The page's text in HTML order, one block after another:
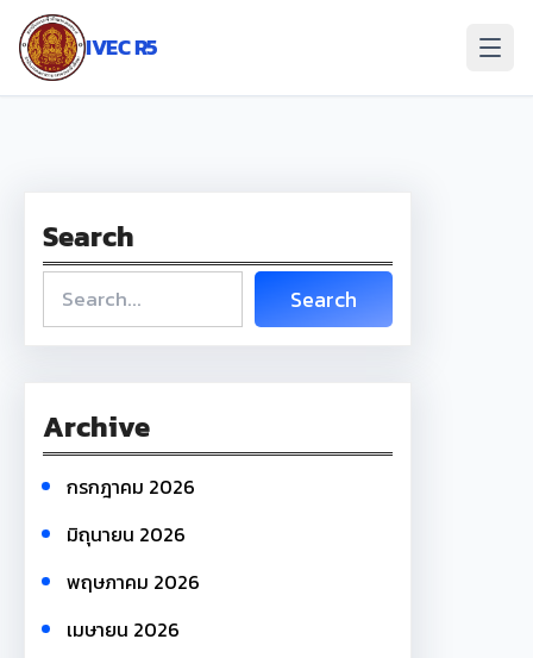
ข้าม
IVEC R5
Search
e
a
c
h
Search
Archive
กรกฎาคม 2026
มิถุนายน 2026
พฤษภาคม 2026
เมษายน 2026